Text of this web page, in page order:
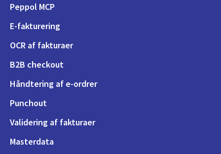
Peppol MCP
E-fakturering
OCR af fakturaer
B2B checkout
Håndtering af e-ordrer
Punchout
Validering af fakturaer
Masterdata